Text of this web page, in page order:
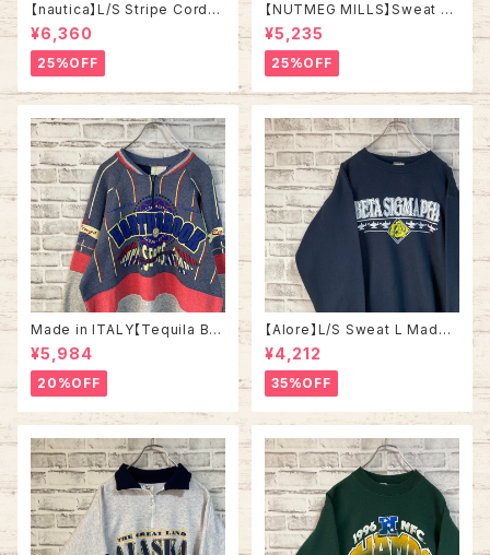
【nautica】L/S Stripe Cordur
oy Shirt L 90s ノーティカ スト
ライプ コーデュロイ シャツ ボタ
ンダウン 長袖 ワンポイントロゴ
刺繍ロゴ 旧タグ USA アメリカ
古着
¥6,360
25%OFF
【NUTMEG MILLS】Sweat XL
Made in USA 90s “UNIVER
SITY OF TENNESSEE” vinta
ge ナツメグミルズ カレッジモノ
カレッジロゴ テネシー大学 スウ
ェット トレーナー ヴィンテージ
アメリカ USA 古着
¥5,235
25%OFF
Made in ITALY【Tequila Bo
om】L/S Sweat/Trainer XL 9
0s ハーフジップスウェット トレ
ーナー マルチカラー レーシング
イタリア製 Euro ユーロ 古着
¥5,984
20%OFF
【Alore】L/S Sweat L Made i
n USA 90s 社交クラブ プロモ
ーション スウェット トレーナー
USA製 vintage ヴィンテージ
アメリカ USA 古着
¥4,212
35%OFF